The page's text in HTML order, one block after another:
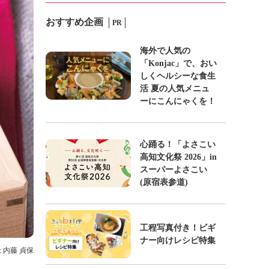
内藤 貞保
おすすめ企画 PR
海外で人気の
「Konjac」で、おい
しくヘルシーな食生
活 夏の人気メニュ
ーにこんにゃくを！
心踊る！「よさこい
高知文化祭 2026」in
スーパーよさこい
(原宿表参道)
工程写真付き！ビギ
ナー向けレシピ特集